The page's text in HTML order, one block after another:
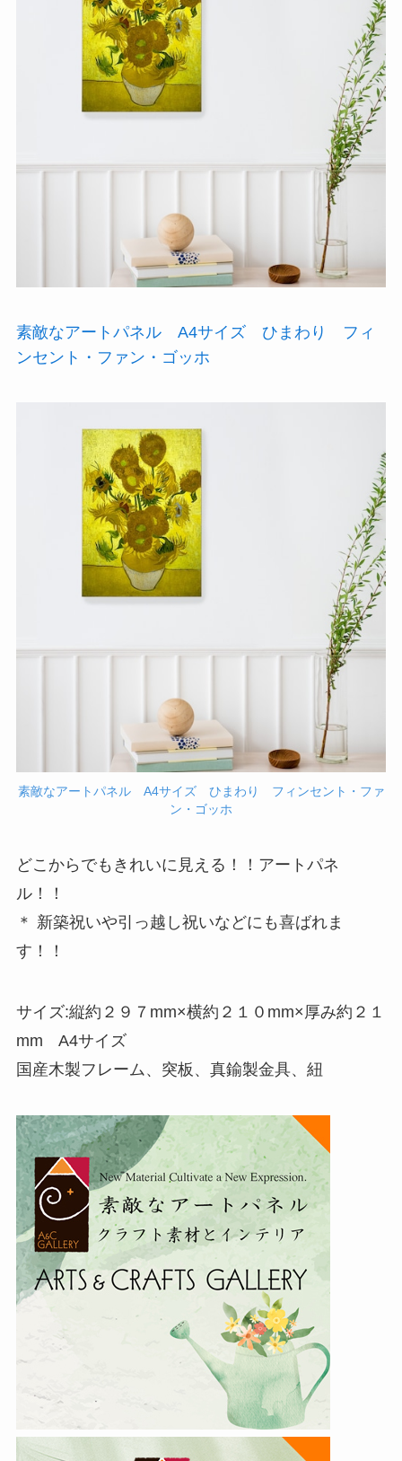
素敵なアートパネル A4サイズ ひまわり フィ
ンセント・ファン・ゴッホ
素敵なアートパネル A4サイズ ひまわり フィンセント・ファ
ン・ゴッホ
どこからでもきれいに見える！！アートパネ
ル！！
＊ 新築祝いや引っ越し祝いなどにも喜ばれま
す！！
サイズ:縦約２９７mm×横約２１０mm×厚み約２１
mm A4サイズ
国産木製フレーム、突板、真鍮製金具、紐